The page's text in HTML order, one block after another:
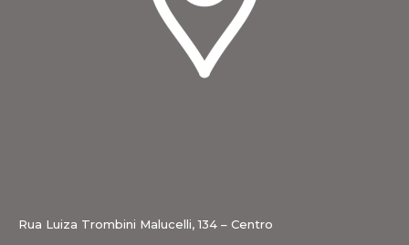
Rua Luiza Trombini Malucelli, 134 – Centro